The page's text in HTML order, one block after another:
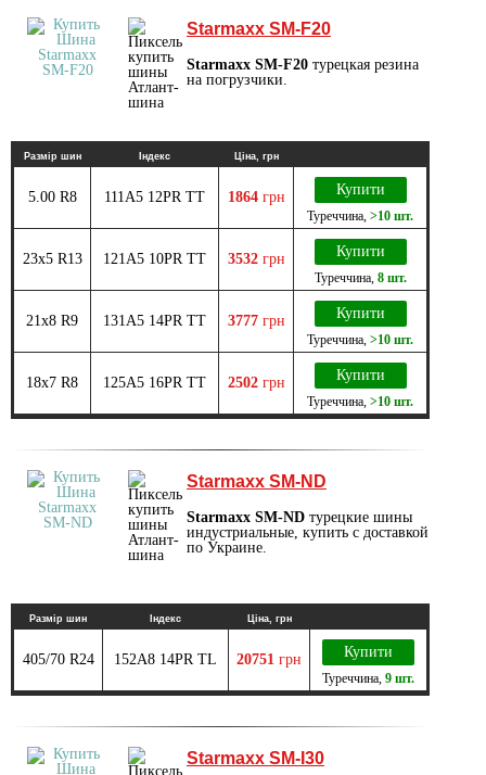
Starmaxx SM-F20
Starmaxx SM-F20 турецкая резина
на погрузчики.
Размір шин Індекс Ціна, грн
5.00 R8 111A5 12PR TT 1864 грн Купити
Туреччина >10 шт.
23x5 R13 121А5 10PR TT 3532 грн Купити
Туреччина, 8 шт.
21x8 R9 131А5 14PR TT 3777 грн Купити
Туреччина >10 шт.
18x7 R8 125А5 16PR TT 2502 грн Купити
Туреччина >10 шт.
Starmaxx SM-ND
Starmaxx SM-ND турецкие шины
индустриальные, купить с доставкой
по Украине.
Размір шин Індекс Ціна, грн
405/70 R24 152A8 14PR TL 20751 грн Купити
Туреччина 9 шт.
Starmaxx SM-I30